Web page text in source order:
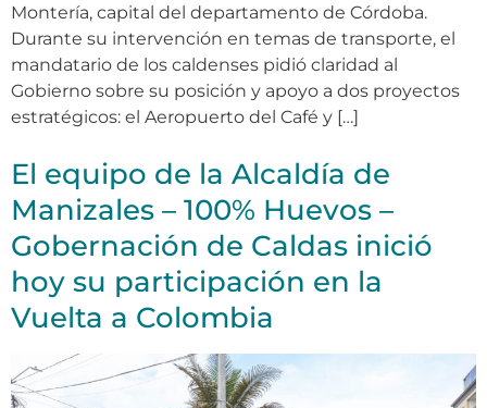
Montería, capital del departamento de Córdoba.
Durante su intervención en temas de transporte, el
mandatario de los caldenses pidió claridad al
Gobierno sobre su posición y apoyo a dos proyectos
estratégicos: el Aeropuerto del Café y […]
El equipo de la Alcaldía de
Manizales – 100% Huevos –
Gobernación de Caldas inició
hoy su participación en la
Vuelta a Colombia